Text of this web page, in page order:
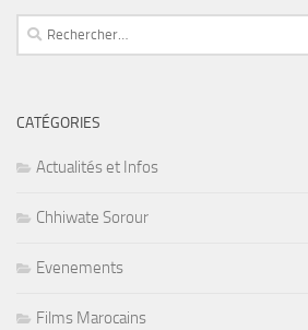
Rechercher :
CATÉGORIES
Actualités et Infos
Chhiwate Sorour
Evenements
Films Marocains